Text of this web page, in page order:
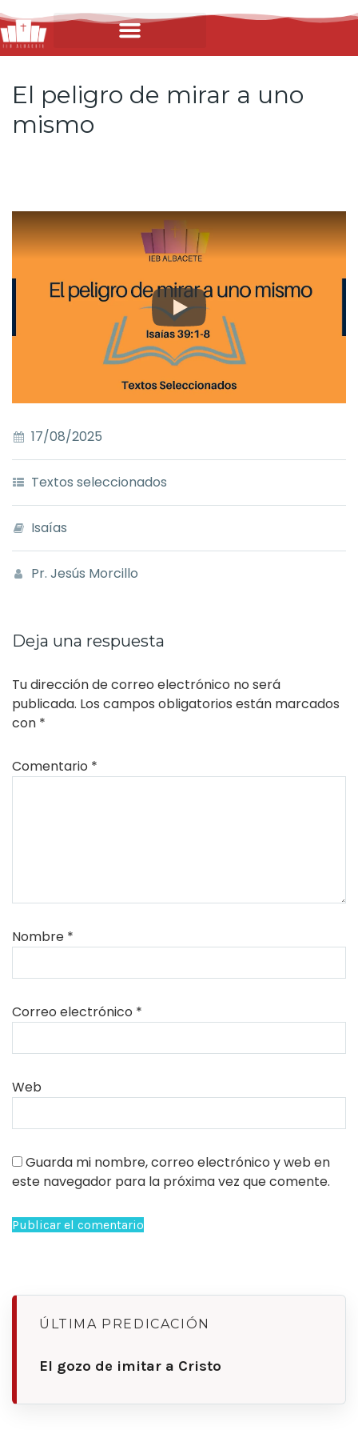
El peligro de mirar a uno
mismo
17/08/2025
Textos seleccionados
Isaías
Pr. Jesús Morcillo
Deja una respuesta
Tu dirección de correo electrónico no será
publicada. Los campos obligatorios están marcados
con *
Comentario *
Nombre *
Correo electrónico *
Web
Guarda mi nombre, correo electrónico y web en
este navegador para la próxima vez que comente.
ÚLTIMA PREDICACIÓN
El gozo de imitar a Cristo